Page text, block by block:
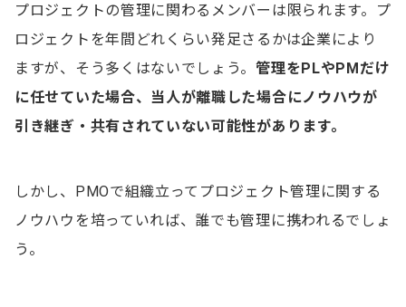
プロジェクトの管理に関わるメンバーは限られます。プ
ロジェクトを年間どれくらい発足さるかは企業により
ますが、そう多くはないでしょう。管理をPLやPMだけ
に任せていた場合、当人が離職した場合にノウハウが
引き継ぎ・共有されていない可能性があります。
しかし、PMOで組織立ってプロジェクト管理に関する
ノウハウを培っていれば、誰でも管理に携われるでしょ
う。